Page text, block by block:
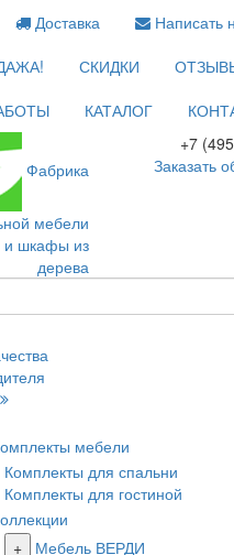
Доставка
Написать
СКИДКИ
КАТАЛОГ
Фабрика
мебели
и шкафы из
дерева
+7
Заказать
мебели
Комплекты для спальни
Комплекты для гостиной
+
Мебель ВЕРДИ